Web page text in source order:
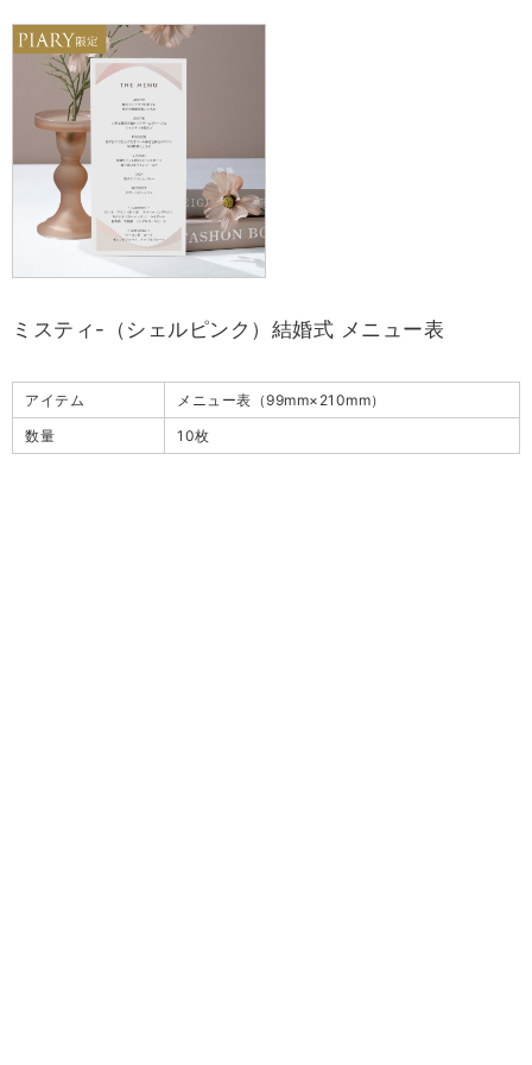
ミスティ-（シェルピンク）結婚式 メニュー表
アイテム
メニュー表（99mm×210mm）
数量
10枚